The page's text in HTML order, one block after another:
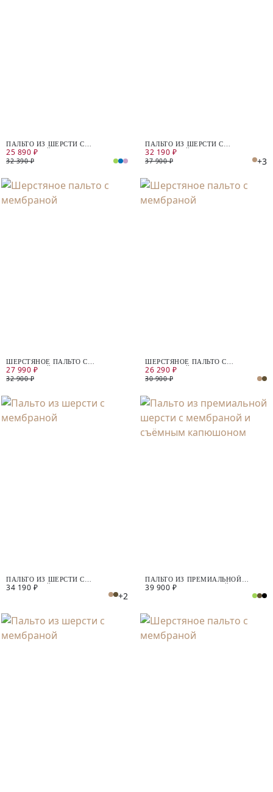
ПАЛЬТО ИЗ ШЕРСТИ С
МЕМБРАНОЙ
25 890 ₽
32 390 ₽
ПАЛЬТО ИЗ ШЕРСТИ С
МЕМБРАНОЙ
32 190 ₽
37 900 ₽ +3
ШЕРСТЯНОЕ ПАЛЬТО С
МЕМБРАНОЙ
27 990 ₽
32 900 ₽
ШЕРСТЯНОЕ ПАЛЬТО С
МЕМБРАНОЙ
26 290 ₽
30 900 ₽
ПАЛЬТО ИЗ ШЕРСТИ С
МЕМБРАНОЙ
34 190 ₽
+2
ПАЛЬТО ИЗ ПРЕМИАЛЬНОЙ
ШЕРСТИ С МЕМБРАНОЙ И
39 900 ₽